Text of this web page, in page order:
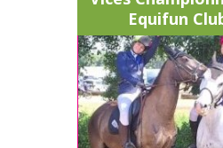
Equifun